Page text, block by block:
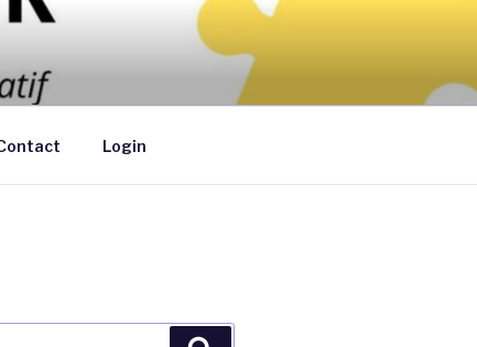
moins de 6 ans au domicile des
Login